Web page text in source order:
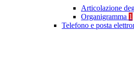
Articolazione
Organigramma 1
Telefono e posta